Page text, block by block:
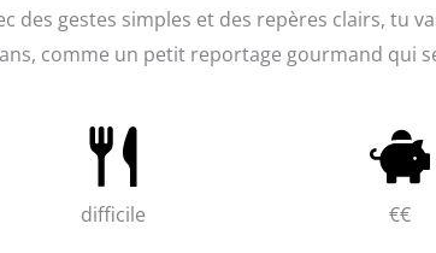
des gestes simples et des repères clairs, tu
comme un petit reportage gourmand qui
difficile €€